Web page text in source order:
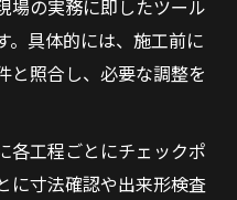
場の実務に即したツール
。具体的には、施工前に
と照合し、必要な調整を
各工程ごとにチェックポ
に寸法確認や出来形検査